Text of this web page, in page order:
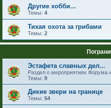
Другие хобби...
Темы: 4
Тихая охота за грибами
Темы: 2
Эстафета славных дел...
Раздел о мероприятиях
Темы: 9
Дикие звери на границе
Темы: 54